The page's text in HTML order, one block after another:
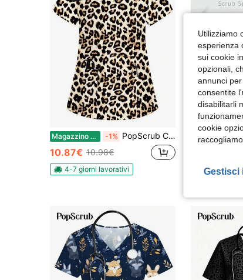
Magazzino EU -1% PopScrub Camicetta divisa con scollo a V e maniche corte con stampa leopardata
10.87€ 10.98€
4-7 giorni lavorativi
37
Magazzino EU
Utilizziamo
esperienza
sui cookie
opzionali,
annunci
consentite
disabilitarli
cookie
raccogliamo,
Gestisci